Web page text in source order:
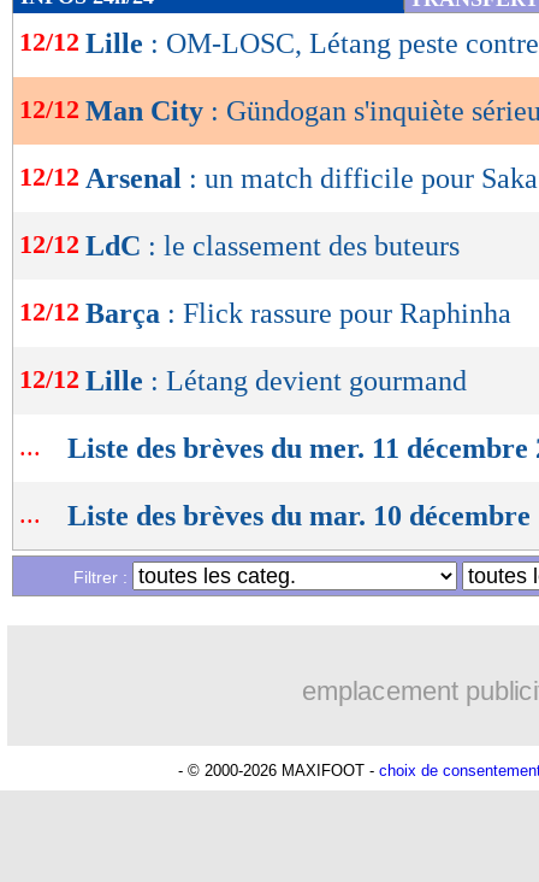
de
lecture
OK
12/12 Lille : OM-LOSC, Létang peste
12/12 Man City : Gündogan s'inquiète
12/12 Arsenal : un match difficile pour Saka
12/12 LdC : le classement des buteurs
12/12 Barça : Flick rassure pour Raphinha
12/12 Lille : Létang devient gourmand
... Liste des brèves du mer. 11 décembre
... Liste des brèves du mar. 10 décembre
Filtrer :
emplacement
- © 2000-2026 MAXIFOOT - choix de